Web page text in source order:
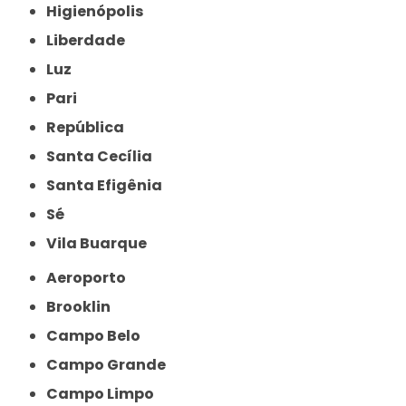
Higienópolis
Liberdade
Luz
Pari
República
Santa Cecília
Santa Efigênia
Sé
Vila Buarque
Aeroporto
Brooklin
Campo Belo
Campo Grande
Campo Limpo